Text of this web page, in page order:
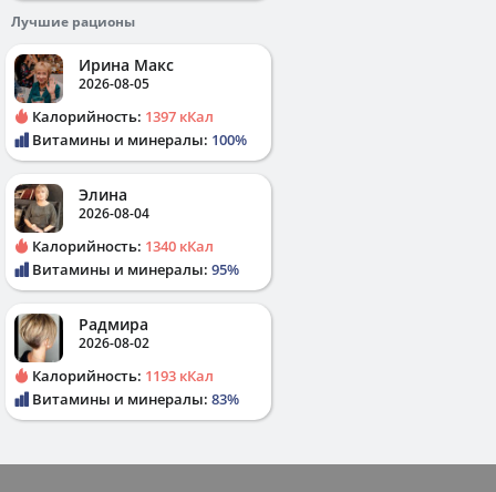
Лучшие рационы
Ирина Макс
2026-08-05
Калорийность: 1397 кКал
Витамины и минералы: 100%
Элина
2026-08-04
Калорийность: 1340 кКал
Витамины и минералы: 95%
Радмира
2026-08-02
Калорийность: 1193 кКал
Витамины и минералы: 83%